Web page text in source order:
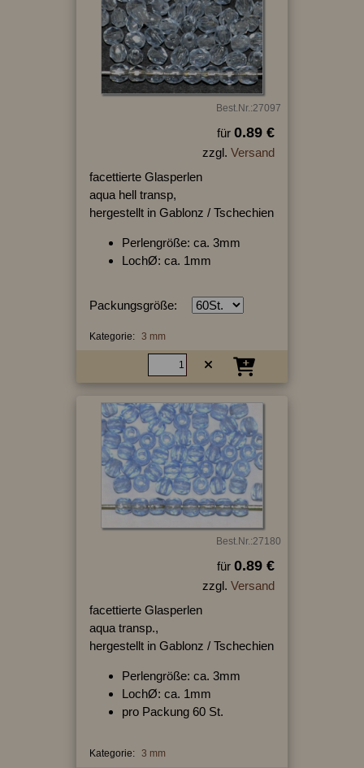
Best.Nr.:27097
für 0.89 €
zzgl. Versand
facettierte Glasperlen
aqua hell transp,
hergestellt in Gablonz / Tschechien
Perlengröße: ca. 3mm
LochØ: ca. 1mm
Packungsgröße:
Kategorie: 3 mm
Best.Nr.:27180
für 0.89 €
zzgl. Versand
facettierte Glasperlen
aqua transp.,
hergestellt in Gablonz / Tschechien
Perlengröße: ca. 3mm
LochØ: ca. 1mm
pro Packung 60 St.
Kategorie: 3 mm